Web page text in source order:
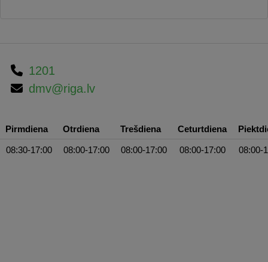
1201
dmv@riga.lv
Pirmdiena Otrdiena Trešdiena Ceturtdiena
08:30-17:00 08:00-17:00 08:00-17:00 08:00-17:00 08:00-